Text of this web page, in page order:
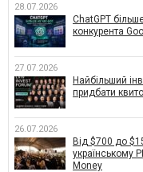
28.07.2026
ChatGPT
конкурента
27.07.2026
Найбільший
придбати
26.07.2026
Від $700 до
українському
Money